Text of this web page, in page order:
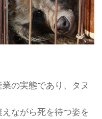
の実態であり、タヌ
ながら死を待つ姿を